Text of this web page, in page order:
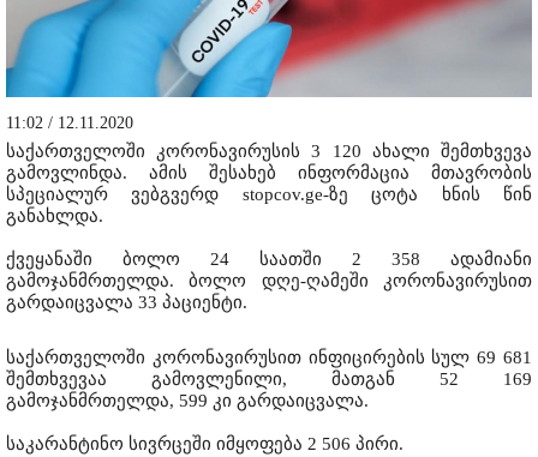
11:02 / 12.11.2020
საქართველოში კორონავირუსის 3 120 ახალი შემთხვევა
გამოვლინდა. ამის შესახებ ინფორმაცია მთავრობის
სპეციალურ ვებგვერდ stopcov.ge-ზე ცოტა ხნის წინ
განახლდა.
ქვეყანაში ბოლო 24 საათში 2 358 ადამიანი
გამოჯანმრთელდა. ბოლო დღე-ღამეში კორონავირუსით
გარდაიცვალა 33 პაციენტი.
საქართველოში კორონავირუსით ინფიცირების სულ 69 681
შემთხვევაა გამოვლენილი, მათგან 52 169
გამოჯანმრთელდა, 599 კი გარდაიცვალა.
საკარანტინო სივრცეში იმყოფება 2 506 პირი.